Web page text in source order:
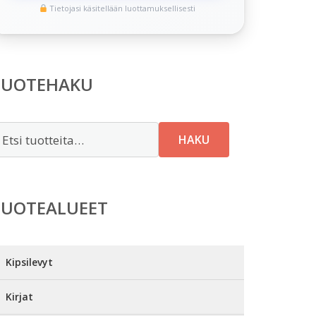
Tietojasi käsitellään luottamuksellisesti
HAKU
Kipsilevyt
Kirjat